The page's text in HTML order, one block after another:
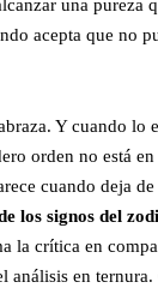
una pureza
acepta que no
Y cuando lo
orden no está
cuando deja
los signos del
la crítica en
análisis en ternura.